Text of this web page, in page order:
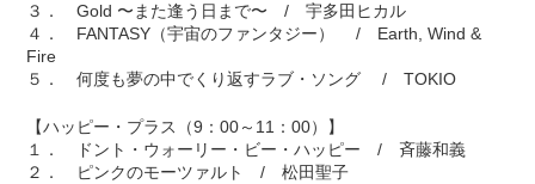
３． Gold 〜また逢う日まで〜 / 宇多田ヒカル
４． FANTASY（宇宙のファンタジー） / Earth, Wind &
Fire
５． 何度も夢の中でくり返すラブ・ソング / TOKIO
【ハッピー・プラス（9：00～11：00）】
１． ドント・ウォーリー・ビー・ハッピー / 斉藤和義
２． ピンクのモーツァルト / 松田聖子